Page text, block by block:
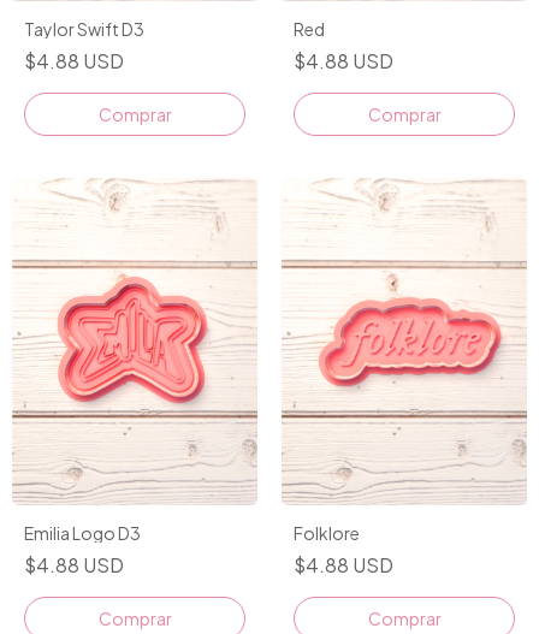
Taylor Swift D3
$4.88 USD
Comprar
Red
$4.88 USD
Comprar
Emilia Logo D3
$4.88 USD
Comprar
Folklore
$4.88 USD
Comprar